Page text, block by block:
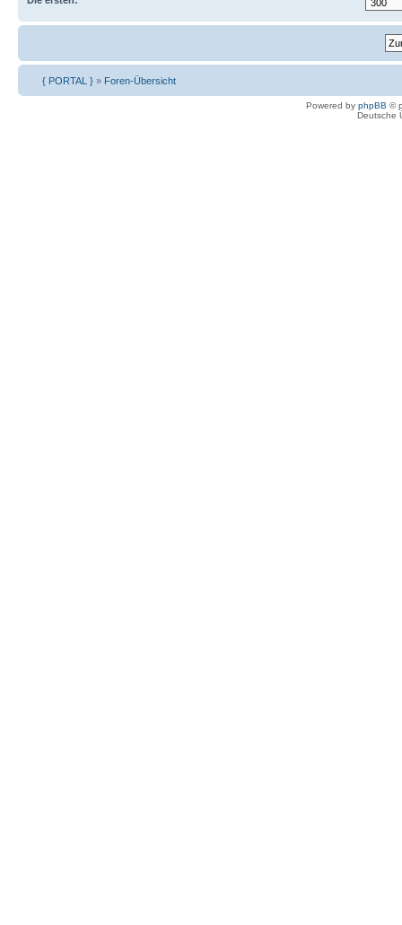
{ PORTAL } » Foren-Übersicht
Powered by phpBB ©
Deutsche